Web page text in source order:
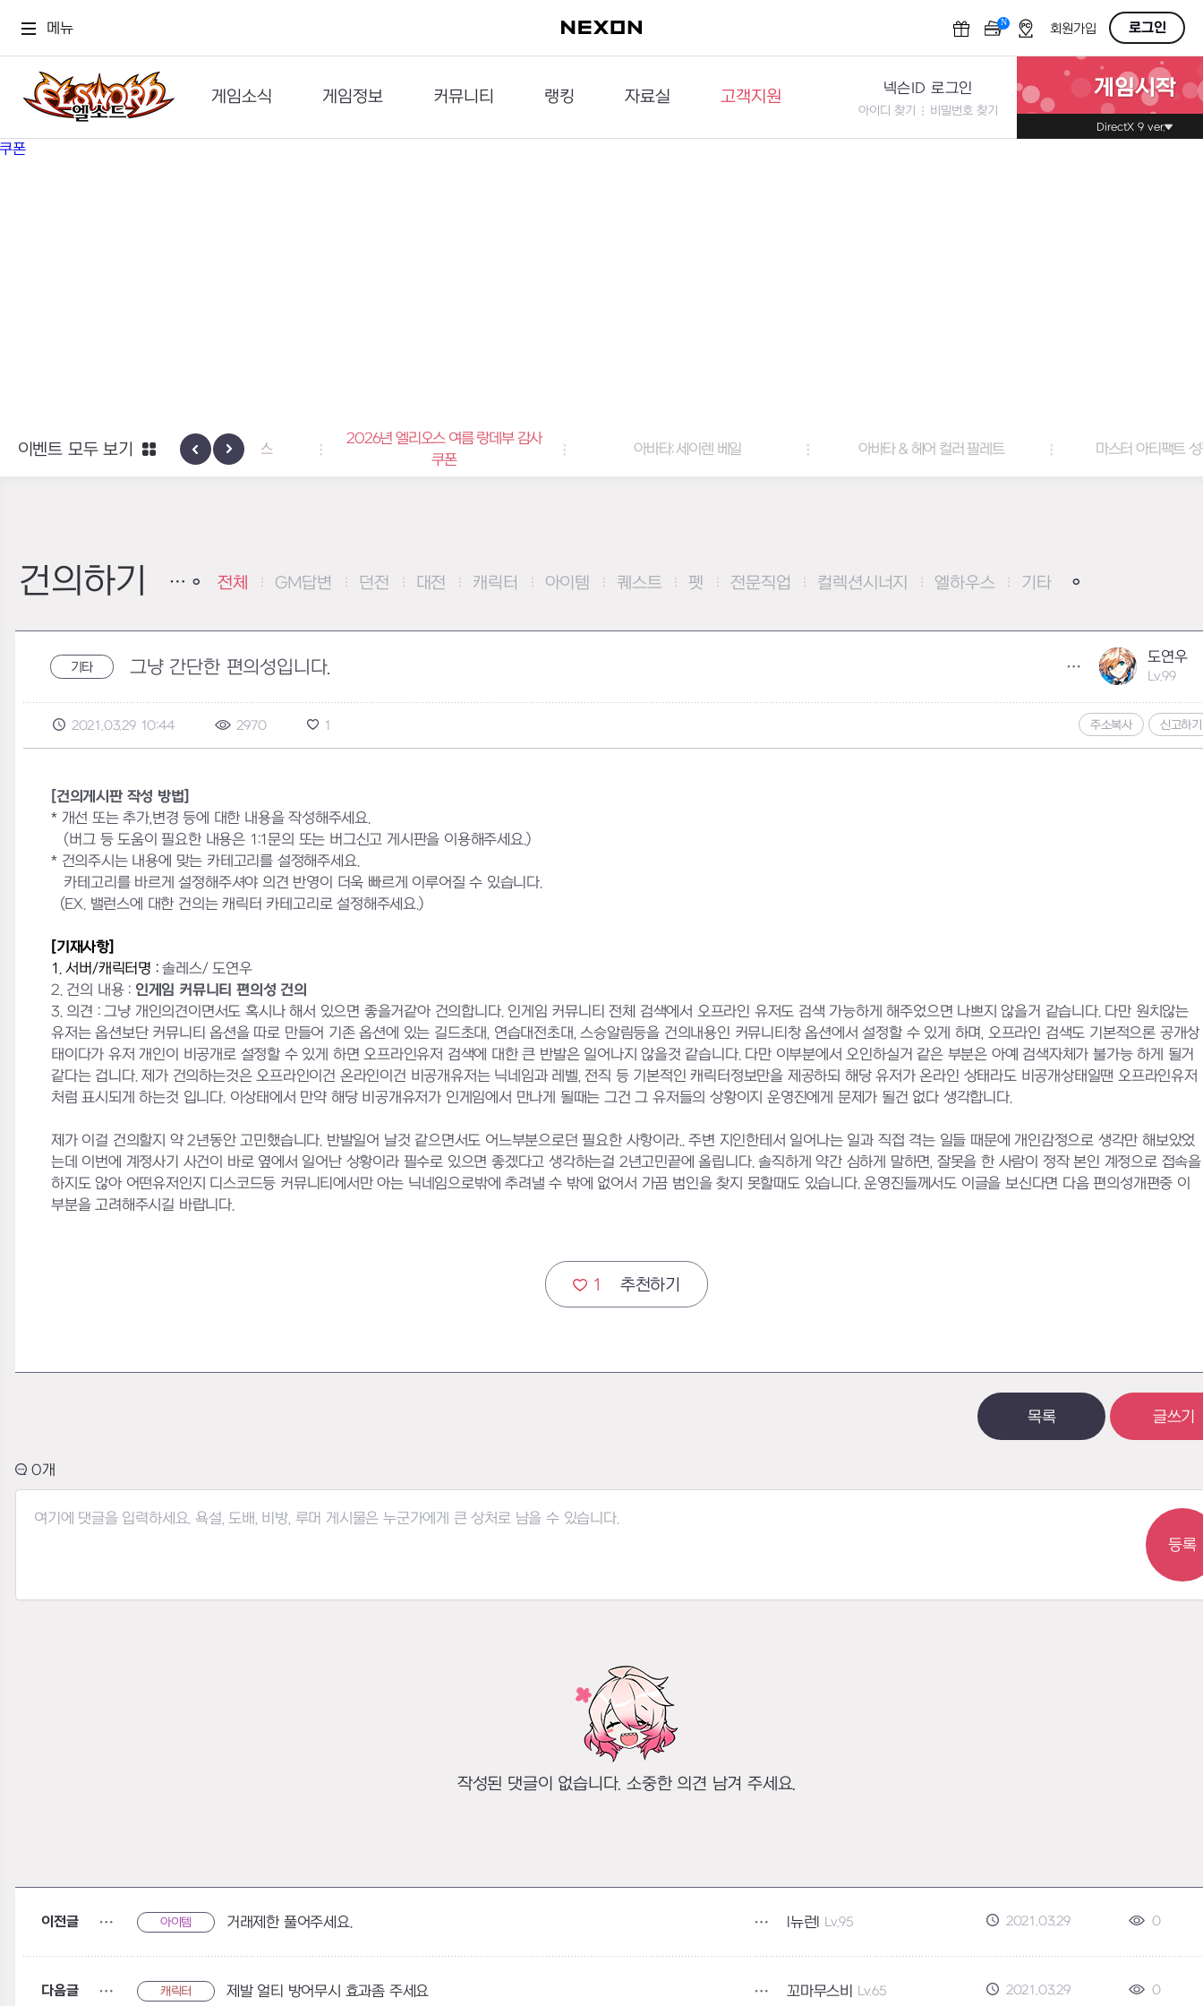
메뉴 N OFF회원가입 로그인
게임소식
공지사항
게임정보
세계관
커뮤니티
이슈게시판
랭킹
던전랭킹
자료실
다운로드
고객지원
문의하기
넥슨ID 로그인
아이디 찾기 비밀번호 찾기
게임시작
DirectX 9 ver.
하이반의 엑사스케일 패스
2026년 엘리오스 여름 랑데부 감사
아바타: 세이렌 베일 아바타 & 헤어 컬러 팔레트 마스터 아티팩트 성장 부스팅
이벤트 모두 보기
건의하기 전체 GM답변 던전 대전 캐릭터 아이템 퀘스트 펫 전문직업 컬렉션시너지 엘하우스 기타
기타 그냥 간단한 편의성입니다. 도연우
Lv.99
2021.03.29 10:44 2970 1 주소복사 신고하기
[건의게시판 작성 방법]
* 개선 또는 추가,변경 등에 대한 내용을 작성해주세요.
(버그 등 도움이 필요한 내용은 1:1문의 또는 버그신고 게시판을 이용해주세요.)
* 건의주시는 내용에 맞는 카테고리를 설정해주세요.
카테고리를 바르게 설정해주셔야 의견 반영이 더욱 빠르게 이루어질 수 있습니다.
(EX. 밸런스에 대한 건의는 캐릭터 카테고리로 설정해주세요.)
[기재사항]
1. 서버/캐릭터명 :솔레스/ 도연우
2. 건의 내용 : 인게임 커뮤니티 편의성 건의
3. 의견 : 그냥 개인의견이면서도 혹시나 해서 있으면 좋을거같아 건의합니다. 인게임 커뮤니티 전체 검색에서 오프라인 유저도 검색 가능하게 해주었으면 나쁘지 않을거 같습니다. 다만 원치않는
유저는 옵션보단 커뮤니티 옵션을 따로 만들어 기존 옵션에 있는 길드초대, 연습대전초대, 스승알림등을 건의내용인 커뮤니티창 옵션에서 설정할 수 있게 하며, 오프라인 검색도 기본적으론 공개상
태이다가 유저 개인이 비공개로 설정할 수 있게 하면 오프라인유저 검색에 대한 큰 반발은 일어나지 않을것 같습니다. 다만 이부분에서 오인하실거 같은 부분은 아예 검색자체가 불가능 하게 될거
같다는 겁니다. 제가 건의하는것은 오프라인이건 온라인이건 비공개유저는 닉네임과 레벨, 전직 등 기본적인 캐릭터정보만을 제공하되 해당 유저가 온라인 상태라도 비공개상태일땐 오프라인유저
처럼 표시되게 하는것 입니다. 이상태에서 만약 해당 비공개유저가 인게임에서 만나게 될때는 그건 그 유저들의 상황이지 운영진에게 문제가 될건 없다 생각합니다.
제가 이걸 건의할지 약 2년동안 고민했습니다. 반발일어 날것 같으면서도 어느부분으로던 필요한 사항이라.. 주변 지인한테서 일어나는 일과 직접 격는 일들 때문에 개인감정으로 생각만 해보았었
는데 이번에 계정사기 사건이 바로 옆에서 일어난 상황이라 필수로 있으면 좋겠다고 생각하는걸 2년고민끝에 올립니다. 솔직하게 약간 심하게 말하면, 잘못을 한 사람이 정작 본인 계정으로 접속을
하지도 않아 어떤유저인지 디스코드등 커뮤니티에서만 아는 닉네임으로밖에 추려낼 수 밖에 없어서 가끔 범인을 찾지 못할때도 있습니다. 운영진들께서도 이글을 보신다면 다음 편의성개편중 이
부분을 고려해주시길 바랍니다.
1 추천하기
목록 글쓰기
0
등록
작성된 댓글이 없습니다. 소중한 의견 남겨 주세요.
이전글 아이템 거래제한 풀어주세요. l뉴런l Lv.95 2021.03.29 0
다음글 캐릭터 제발 얼티 방어무시 효과좀 주세요 꼬마무스비 Lv.65 2021.03.29 0